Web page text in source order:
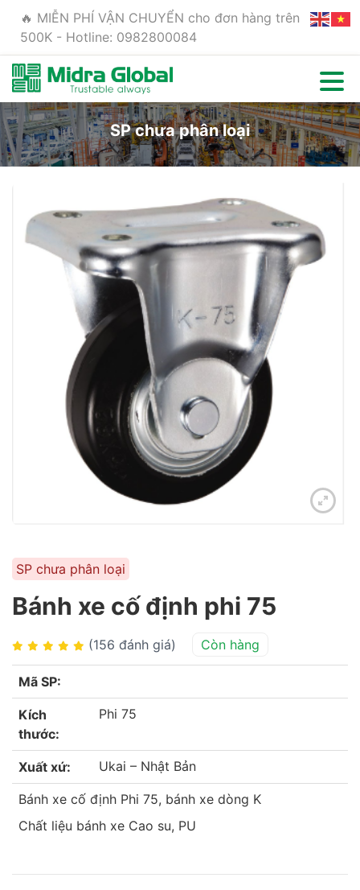
🔥 MIỄN PHÍ VẬN CHUYỂN cho đơn hàng trên
500K - Hotline: 0982800084
SP chưa phân loại
SP chưa phân loại
Bánh xe cố định phi 75
(156 đánh giá) Còn hàng
Mã SP:
Kích
thước:
Phi 75
Xuất xứ: Ukai – Nhật Bản
Bánh xe cố định Phi 75, bánh xe dòng K
Chất liệu bánh xe Cao su, PU